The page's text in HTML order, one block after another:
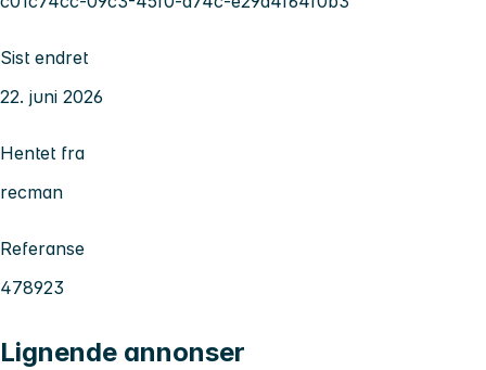
Sist endret
22. juni 2026
Hentet fra
recman
Referanse
478923
Lignende annonser